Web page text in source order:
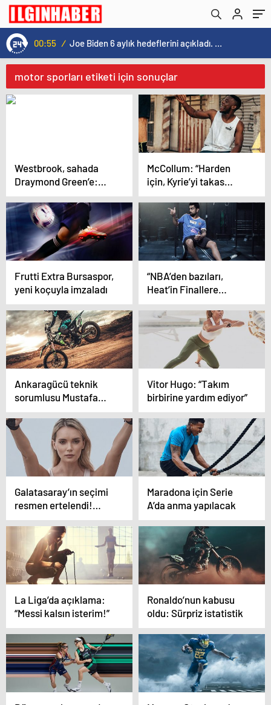
00:55 / Joe Biden 6 aylık hedeflerini açıkladı. Senato buz gibi…
motor sporları etiketi için sonuçlar
Westbrook, sahada
Draymond Green’e:
“Daha şut
atamıyorsun!”
McCollum: “Harden
için, Kyrie’yi takas
ederdim…”
Frutti Extra Bursaspor,
yeni koçuyla imzaladı
“NBA’den bazıları,
Heat’in Finallere
çıkışını ‘şans eseri’
olarak görüyor” iddiası
Ankaragücü teknik
sorumlusu Mustafa
Dalcı: “Tek eksik
goldü”
Vitor Hugo: “Takım
birbirine yardım ediyor”
Galatasaray’ın seçimi
resmen ertelendi!…
Maradona için Serie
A’da anma yapılacak
La Liga’da açıklama:
“Messi kalsın isterim!”
Ronaldo’nun kabusu
oldu: Sürpriz istatistik